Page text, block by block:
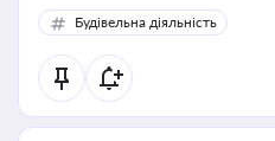
Будівельна діяльність